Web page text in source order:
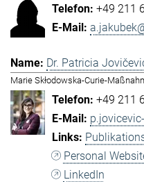
+49 211
Dr. Patricia
Marie Skłodowska-Curie-
+49 211
Personal
LinkedIn